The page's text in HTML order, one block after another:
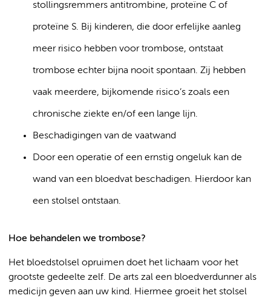
stollingsremmers antitrombine, proteïne C of
proteïne S. Bij kinderen, die door erfelijke aanleg
meer risico hebben voor trombose, ontstaat
trombose echter bijna nooit spontaan. Zij hebben
vaak meerdere, bijkomende risico’s zoals een
chronische ziekte en/of een lange lijn.
Beschadigingen van de vaatwand
Door een operatie of een ernstig ongeluk kan de
wand van een bloedvat beschadigen. Hierdoor kan
een stolsel ontstaan.
Hoe behandelen we trombose?
Het bloedstolsel opruimen doet het lichaam voor het
grootste gedeelte zelf. De arts zal een bloedverdunner als
medicijn geven aan uw kind. Hiermee groeit het stolsel